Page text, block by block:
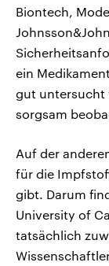
Biontech,
ein
gut untersucht
sorgsam
Auf der
für die
gibt. Darum
University of
tatsächlich